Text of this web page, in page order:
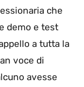
che
demo e test
a tutta la
voce di
avesse